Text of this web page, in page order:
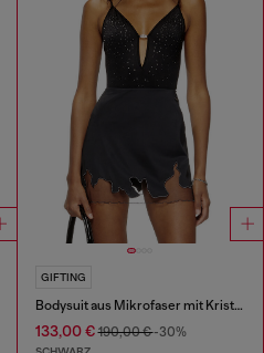
GIFTING
Bodysuit aus Mikrofaser mit Kristallen
133,00 €190,00 €-30%